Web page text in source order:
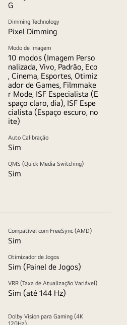
G
Dimming Technology
Pixel Dimming
Modo de Imagem
10 modos (Imagem Perso
nalizada, Vivo, Padrão, Eco
, Cinema, Esportes, Otimiz
ador de Games, Filmmake
r Mode, ISF Especialista (E
spaço claro, dia), ISF Espe
cialista (Espaço escuro, no
ite)
Auto Calibração
Sim
QMS (Quick Media Switching)
Sim
Compatível com FreeSync (AMD)
Sim
Otimizador de Jogos
Sim (Painel de Jogos)
VRR (Taxa de Atualização Variável)
Sim (até 144 Hz)
Dolby Vision para Gaming (4K